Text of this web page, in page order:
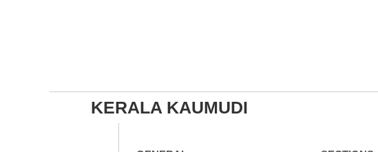
KERALA KAUMUDI